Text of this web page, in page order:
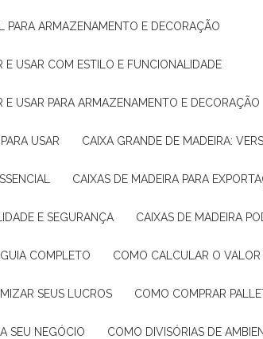
PARA ARMAZENAMENTO E DECORAÇÃO
E USAR COM ESTILO E FUNCIONALIDADE
E USAR PARA ARMAZENAMENTO E DECORAÇÃO
USAR CAIXA GRANDE DE MADEIRA:
CAIXAS DE MADEIRA PARA
E SEGURANÇA CAIXAS DE MADEIRA
COMPLETO COMO CALCULAR O
SEUS LUCROS COMO COMPRAR
SEU NEGÓCIO COMO DIVISÓRIAS DE